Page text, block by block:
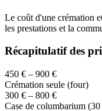
Le coût d'une crémation
les prestations et la
Récapitulatif des
450 € – 900 €
Crémation seule (four)
300 € – 800 €
Case de columbarium (30